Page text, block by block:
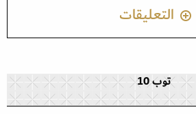
التعليقات
توب 10